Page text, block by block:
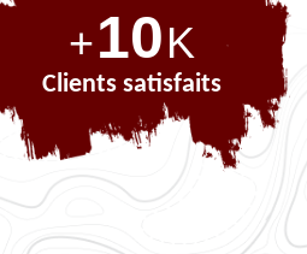
+10K
Clients satisfaits